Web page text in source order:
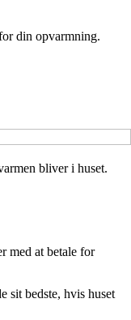
din opvarmning.
bliver i huset.
med at betale for
sit bedste, hvis huset